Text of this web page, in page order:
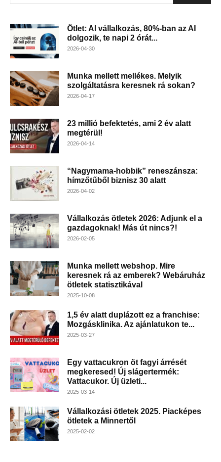
Ötlet: AI vállalkozás, 80%-ban az AI
dolgozik, te napi 2 órát...
2026-04-30
Munka mellett mellékes. Melyik
szolgáltatásra keresnek rá sokan?
2026-04-17
23 millió befektetés, ami 2 év alatt
megtérül!
2026-04-14
“Nagymama-hobbik” reneszánsza:
hímzőtűből biznisz 30 alatt
2026-04-02
Vállalkozás ötletek 2026: Adjunk el a
gazdagoknak! Más út nincs?!
2026-02-05
Munka mellett webshop. Mire
keresnek rá az emberek? Webáruház
ötletek statisztikával
2025-10-08
1,5 év alatt duplázott ez a franchise:
Mozgásklinika. Az ajánlatukon te...
2025-03-27
Egy vattacukron öt fagyi árrését
megkeresed! Új slágertermék:
Vattacukor. Új üzleti...
2025-03-14
Vállalkozási ötletek 2025. Piacképes
ötletek a Minnertől
2025-02-02